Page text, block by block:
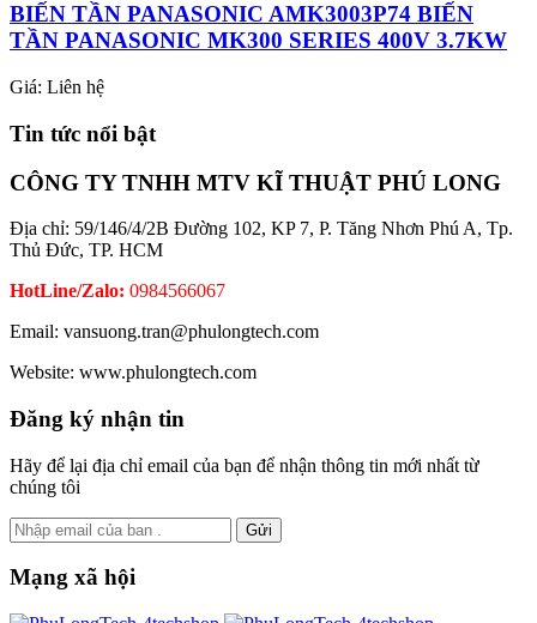
BIẾN TẦN PANASONIC AMK3003P74 BIẾN
TẦN PANASONIC MK300 SERIES 400V 3.7KW
Giá: Liên hệ
Tin tức nổi bật
CÔNG TY TNHH MTV KĨ THUẬT PHÚ LONG
Địa chỉ: 59/146/4/2B Đường 102, KP 7, P. Tăng Nhơn Phú A, Tp.
Thủ Đức, TP. HCM
HotLine/Zalo: 0984566067
Email: vansuong.tran@phulongtech.com
Website: www.phulongtech.com
Đăng ký nhận tin
Hãy để lại địa chỉ email của bạn để nhận thông tin mới nhất từ
chúng tôi
Gửi
Mạng xã hội